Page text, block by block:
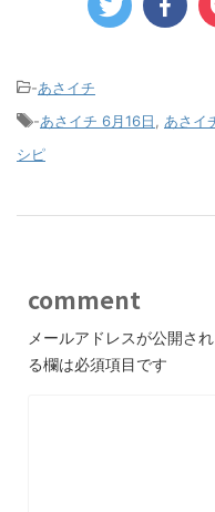
-あさイチ
-あさイチ 6月16日 あさイ
シピ
comment
メールアドレスが公開さ
る欄は必須項目です